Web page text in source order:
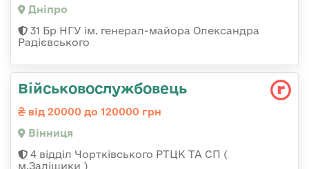
Дніпро
31 Бр НГУ ім. генерал-майора Олександра
Радієвського
Військовослужбовець
від 20000 до 120000 грн
Вінниця
4 відділ Чортківського РТЦК ТА СП (
м.Заліщики )